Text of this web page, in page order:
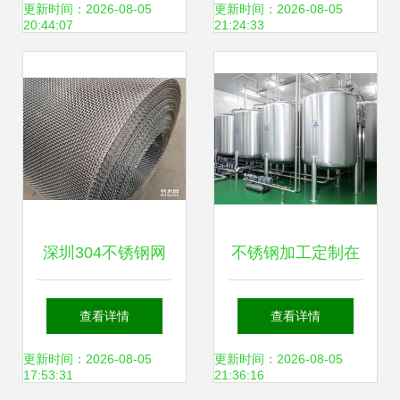
不一样？——钢压
更新时间：2026-08-05
20:44:07
压延加工环节
更新时间：2026-08-05
21:24:33
深圳304不锈钢网
厂家 优质产品供应
与专业钢压延加工
查看详情
更新时间：2026-08-05
17:53:31
不锈钢加工定制在
合肥 专业服务与卓
越工艺——聚焦合
查看详情
更新时间：2026-08-05
21:36:16